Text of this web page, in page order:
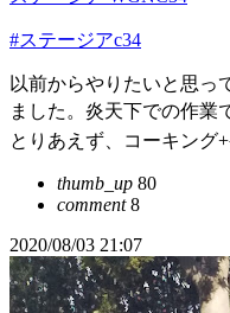
#ステージアc34
以前からやりたいと思っ
ました。炎天下での作
とりあえず、コーキング
thumb_up 80
comment8
2020/08/03 21:07